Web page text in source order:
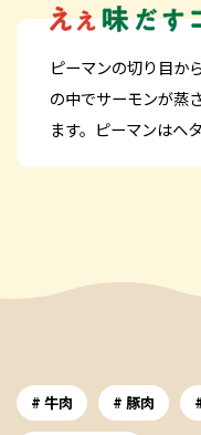
ピーマンの切り目か
の中でサーモンが蒸
ます。ピーマンはヘ
牛肉
豚肉